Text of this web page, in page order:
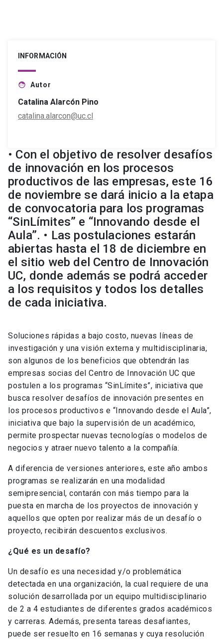
INFORMACIÓN
face Autor
Catalina Alarcón Pino
catalina.alarcon@uc.cl
• Con el objetivo de resolver desafíos
de innovación en los procesos
productivos de las empresas, este 16
de noviembre se dará inicio a la etapa
de convocatoria para los programas
“SinLímites” e “Innovando desde el
Aula”. • Las postulaciones estarán
abiertas hasta el 18 de diciembre en
el sitio web del Centro de Innovación
UC, donde además se podrá acceder
a los requisitos y todos los detalles
de cada iniciativa.
Soluciones rápidas a bajo costo, nuevas líneas de
investigación y una visión externa y multidisciplinaria,
son algunos de los beneficios que obtendrán las
empresas socias del Centro de Innovación UC que
postulen a los programas “SinLímites”, iniciativa que
busca resolver desafíos de innovación presentes en
los procesos productivos e “Innovando desde el Aula”,
iniciativa que bajo la supervisión de un académico,
permite prospectar nuevas tecnologías o modelos de
negocios y atraer nuevo talento a la compañía.
A diferencia de versiones anteriores, este año ambos
programas se realizarán en una modalidad
semipresencial, contarán con más tiempo para la
puesta en marcha de los proyectos de innovación y
aquellos que opten por realizar más de un desafío o
proyecto, recibirán descuentos exclusivos.
¿Qué es un desafío?
Un desafío es una necesidad y/o problemática
detectada en una organización, la cual requiere de una
solución desarrollada por un equipo multidisciplinario
de 2 a 4 estudiantes de diferentes grados académicos
y carreras. Además, presenta tareas desafiantes,
puede ser resuelto en 16 semanas y cuya resolución